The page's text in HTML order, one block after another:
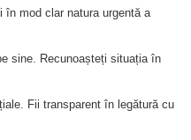
în mod clar natura urgentă a
sine. Recunoașteți situația în
Fii transparent în legătură cu